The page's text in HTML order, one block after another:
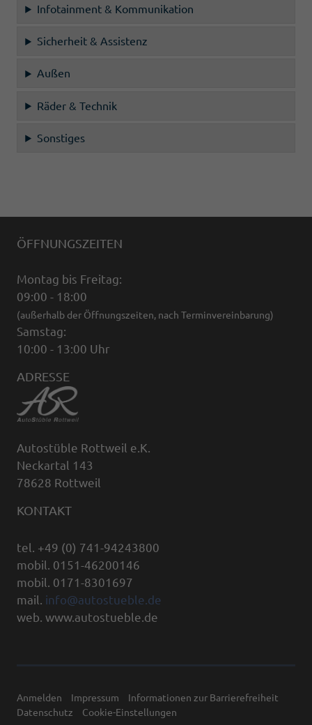
Infotainment & Kommunikation
Sicherheit & Assistenz
Außen
Räder & Technik
Sonstiges
ÖFFNUNGSZEITEN
Montag bis Freitag:
09:00 - 18:00
(außerhalb der Öffnungszeiten, nach Terminvereinbarung)
Samstag:
10:00 - 13:00 Uhr
ADRESSE
Autostüble Rottweil e.K.
Neckartal 143
78628 Rottweil
KONTAKT
tel. +49 (0) 741-94243800
mobil. 0151-46200146
mobil. 0171-8301697
mail. info@autostueble.de
web. www.autostueble.de
Anmelden Impressum
Informationen zur Barrierefreiheit
Datenschutz
Cookie-Einstellungen